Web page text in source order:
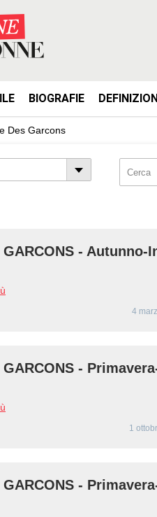
BIOGRAFIE
Des Garcons
GARCONS - Autunno-
4
GARCONS -
1
GARCONS -